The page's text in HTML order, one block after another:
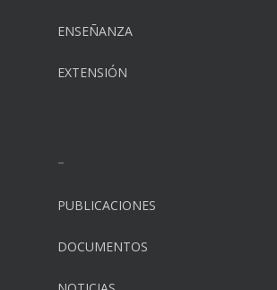
ENSEÑANZA
EXTENSIÓN
–
PUBLICACIONES
DOCUMENTOS